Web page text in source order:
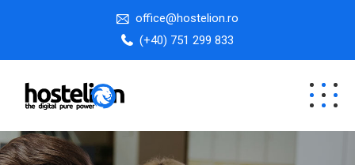
office@hostelion.ro
(+40) 751 299 833